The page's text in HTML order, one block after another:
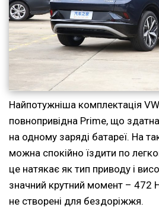
Найпотужніша комплектація
повнопривідна Prime, що
на одному заряді батареї. На
можна спокійно їздити по
це натякає як тип приводу і
значний крутний момент – 472
не створені для бездоріжжя.